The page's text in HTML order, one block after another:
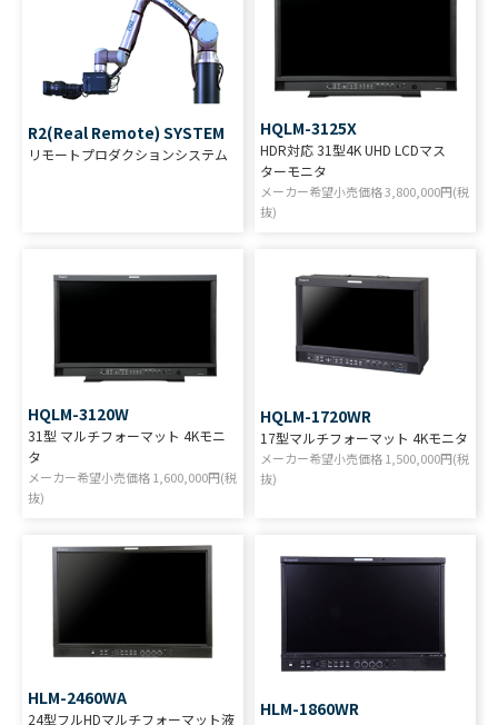
R2(Real Remote) SYSTEM
リモートプロダクションシステム
HQLM-3125X
HDR対応 31型4K UHD LCDマス
ターモニタ
メーカー希望小売価格3,800,000円(税
抜)
HQLM-3120W
31型 マルチフォーマット 4Kモニ
タ
メーカー希望小売価格1,600,000円(税
抜)
HQLM-1720WR
17型マルチフォーマット 4Kモニタ
メーカー希望小売価格1,500,000円(税
抜)
HLM-2460WA
24型フルHDマルチフォーマット液
HLM-1860WR